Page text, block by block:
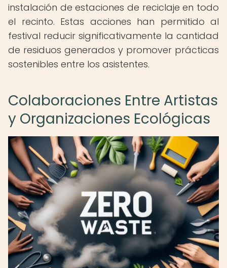
instalación de estaciones de reciclaje en todo
el recinto. Estas acciones han permitido al
festival reducir significativamente la cantidad
de residuos generados y promover prácticas
sostenibles entre los asistentes.
Colaboraciones Entre Artistas
y Organizaciones Ecológicas